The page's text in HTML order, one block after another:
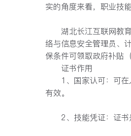
实的角度来看，职业技
湖北长江互联网教
络与信息安全管理员、
保条件可领取政府补贴
证书作用
1、国家认可： 可
有效。
2、技能凭证： 证书